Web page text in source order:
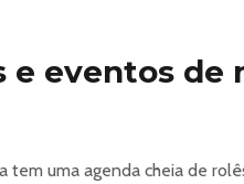
e eventos de
tem uma agenda cheia de